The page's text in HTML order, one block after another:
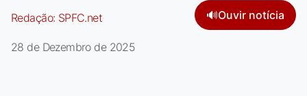
Redação: SPFC.net 🔊Ouvir notícia
28 de Dezembro de 2025